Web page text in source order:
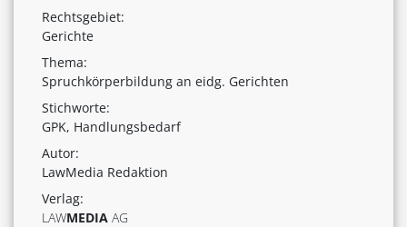
Rechtsgebiet:
Gerichte
Thema:
Spruchkörperbildung an eidg. Gerichten
Stichworte:
GPK, Handlungsbedarf
Autor:
LawMedia Redaktion
Verlag:
LAWMEDIA AG